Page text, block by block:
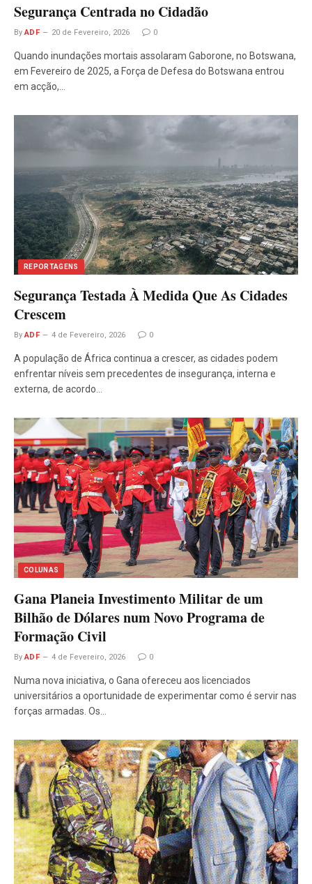
Segurança Centrada no Cidadão
By ADF 20 de Fevereiro, 2026 0
Quando inundações mortais assolaram Gaborone, no Botswana,
em Fevereiro de 2025, a Força de Defesa do Botswana entrou
em acção,…
REPORTAGENS
Segurança Testada À Medida Que As Cidades
Crescem
By ADF 4 de Fevereiro, 2026 0
A população de África continua a crescer, as cidades podem
enfrentar níveis sem precedentes de insegurança, interna e
externa, de acordo…
COLUNAS
Gana Planeia Investimento Militar de um
Bilhão de Dólares num Novo Programa de
Formação Civil
By ADF 4 de Fevereiro, 2026 0
Numa nova iniciativa, o Gana ofereceu aos licenciados
universitários a oportunidade de experimentar como é servir nas
forças armadas. Os…